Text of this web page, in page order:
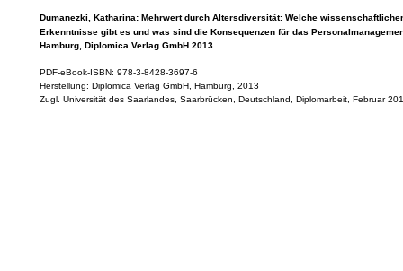
Dumanezki, Katharina: Mehrwert durch Altersdiversität: Welche
Erkenntnisse gibt es und was sind die Konsequenzen für das
Hamburg, Diplomica Verlag GmbH 2013
PDF-eBook-ISBN: 978-3-8428-3697-6
Herstellung: Diplomica Verlag GmbH, Hamburg, 2013
Zugl. Universität des Saarlandes, Saarbrücken, Deutschland, Diplomarbeit, Februar